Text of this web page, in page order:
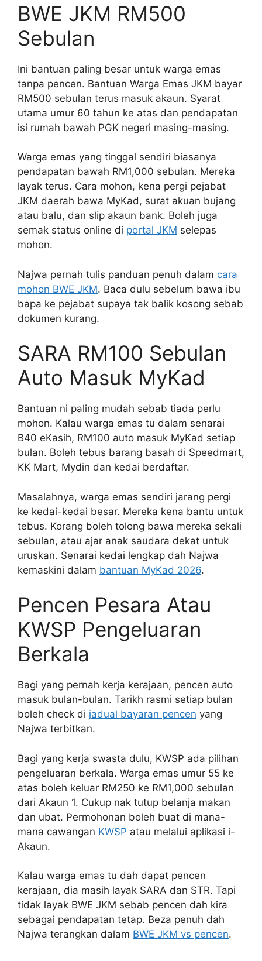
BWE JKM RM500
Sebulan
Ini bantuan paling besar untuk warga emas
tanpa pencen. Bantuan Warga Emas JKM bayar
RM500 sebulan terus masuk akaun. Syarat
utama umur 60 tahun ke atas dan pendapatan
isi rumah bawah PGK negeri masing-masing.
Warga emas yang tinggal sendiri biasanya
pendapatan bawah RM1,000 sebulan. Mereka
layak terus. Cara mohon, kena pergi pejabat
JKM daerah bawa MyKad, surat akuan bujang
atau balu, dan slip akaun bank. Boleh juga
semak status online di portal JKM selepas
mohon.
Najwa pernah tulis panduan penuh dalam cara
mohon BWE JKM. Baca dulu sebelum bawa ibu
bapa ke pejabat supaya tak balik kosong sebab
dokumen kurang.
SARA RM100 Sebulan
Auto Masuk MyKad
Bantuan ni paling mudah sebab tiada perlu
mohon. Kalau warga emas tu dalam senarai
B40 eKasih, RM100 auto masuk MyKad setiap
bulan. Boleh tebus barang basah di Speedmart,
KK Mart, Mydin dan kedai berdaftar.
Masalahnya, warga emas sendiri jarang pergi
ke kedai-kedai besar. Mereka kena bantu untuk
tebus. Korang boleh tolong bawa mereka sekali
sebulan, atau ajar anak saudara dekat untuk
uruskan. Senarai kedai lengkap dah Najwa
kemaskini dalam bantuan MyKad 2026.
Pencen Pesara Atau
KWSP Pengeluaran
Berkala
Bagi yang pernah kerja kerajaan, pencen auto
masuk bulan-bulan. Tarikh rasmi setiap bulan
boleh check di jadual bayaran pencen yang
Najwa terbitkan.
Bagi yang kerja swasta dulu, KWSP ada pilihan
pengeluaran berkala. Warga emas umur 55 ke
atas boleh keluar RM250 ke RM1,000 sebulan
dari Akaun 1. Cukup nak tutup belanja makan
dan ubat. Permohonan boleh buat di mana-
mana cawangan KWSP atau melalui aplikasi i-
Akaun.
Kalau warga emas tu dah dapat pencen
kerajaan, dia masih layak SARA dan STR. Tapi
tidak layak BWE JKM sebab pencen dah kira
sebagai pendapatan tetap. Beza penuh dah
Najwa terangkan dalam BWE JKM vs pencen.